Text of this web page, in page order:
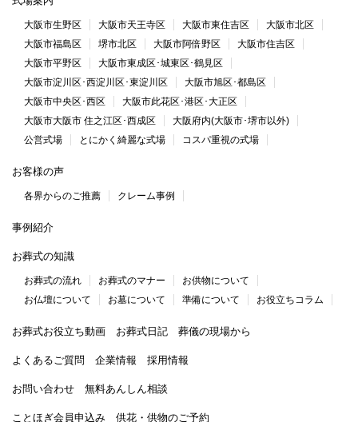
大阪市生野区 大阪市天王寺区 大阪市東住吉区
大阪市北区
大阪市福島区
堺市北区 大阪市阿倍野区
大阪市住吉区
大阪市平野区
大阪市東成区･城東区･鶴見区
大阪市淀川区･西淀川区･東淀川区
大阪市旭区･都島区
大阪市中央区･西区
大阪市此花区･港区･大正区
大阪市大阪市 住之江区･西成区
大阪府内(大阪市･堺市以外)
公営式場
とにかく綺麗な式場 コスパ重視の式場
お客様の声
各界からのご推薦 クレーム事例
事例紹介
お葬式の知識
お葬式の流れ お葬式のマナー
お供物について
お仏壇について
お墓について 準備について お役立ちコラム
お葬式お役立ち動画 お葬式日記 葬儀の現場から
よくあるご質問 企業情報 採用情報
お問い合わせ 無料あんしん相談
ことほぎ会員申込み 供花・供物のご予約